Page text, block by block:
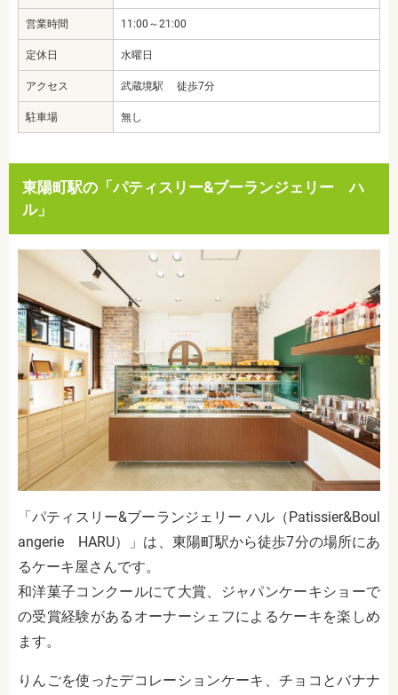
営業時間 11:00～21:00
定休日 水曜日
アクセス 武蔵境駅 徒歩7分
駐車場 無し
東陽町駅の「パティスリー&ブーランジェリー ハ
ル」
「パティスリー&ブーランジェリー ハル（Patissier&Boul
angerie HARU）」は、東陽町駅から徒歩7分の場所にあ
るケーキ屋さんです。
和洋菓子コンクールにて大賞、ジャパンケーキショーで
の受賞経験があるオーナーシェフによるケーキを楽しめ
ます。
りんごを使ったデコレーションケーキ、チョコとバナナ